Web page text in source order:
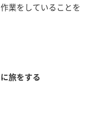
業をしていることを
旅をする